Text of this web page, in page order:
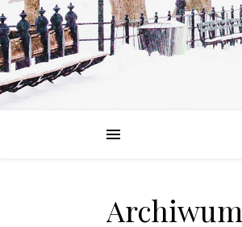
Archiwum